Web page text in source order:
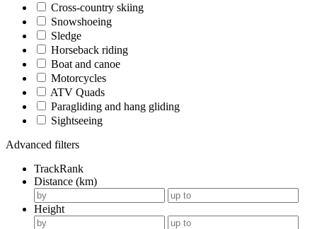
Cross-country skiing
Snowshoeing
Sledge
Horseback riding
Boat and canoe
Motorcycles
ATV Quads
Paragliding and hang gliding
Sightseeing
Advanced filters
TrackRank
Distance (km)
Height